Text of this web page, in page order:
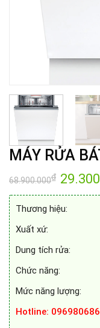
MÁY RỬA
68.900.000₫ Giá
gốc
là:
Thương
Xuất
Dung tích
Chức
Mức năng
Hotline: